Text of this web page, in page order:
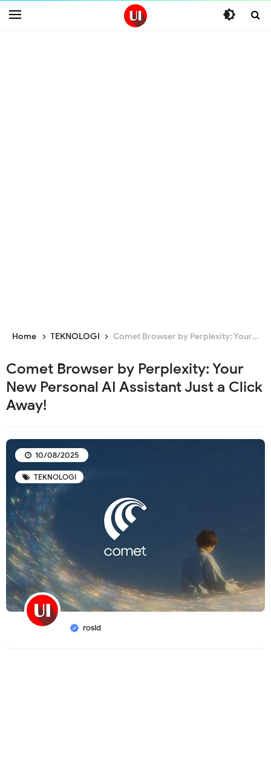
Home TEKNOLOGI Comet Browser by Perplexity: Your New Personal AI Assistant Just a Click Away!
Comet Browser by Perplexity: Your
New Personal AI Assistant Just a Click
Away!
TEKNOLOGI
rosid
10/08/2025